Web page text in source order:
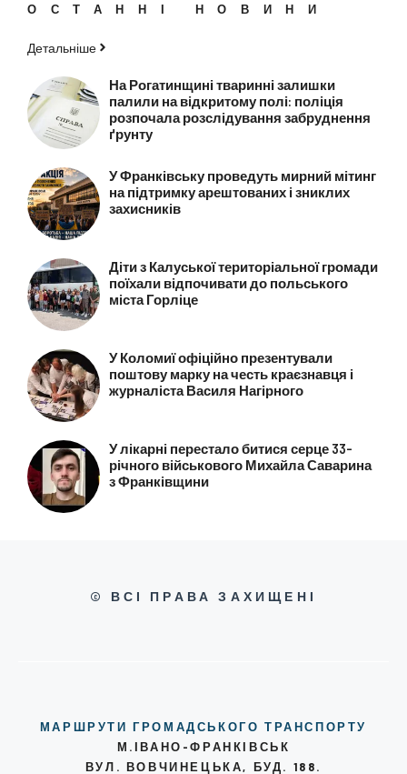
ОСТАННІ НОВИНИ
Детальніше
На Рогатинщині тваринні залишки
палили на відкритому полі: поліція
розпочала розслідування забруднення
ґрунту
У Франківську проведуть мирний мітинг
на підтримку арештованих і зниклих
захисників
Діти з Калуської територіальної громади
поїхали відпочивати до польського
міста Горліце
У Коломиї офіційно презентували
поштову марку на честь краєзнавця і
журналіста Василя Нагірного
У лікарні перестало битися серце 33-
річного військового Михайла Саварина
з Франківщини
© ВСІ ПРАВА ЗАХИЩЕНІ
МАРШРУТИ ГРОМАДСЬКОГО ТРАНСПОРТУ
М.ІВАНО-ФРАНКІВСЬК
ВУЛ. ВОВЧИНЕЦЬКА, БУД. 188.